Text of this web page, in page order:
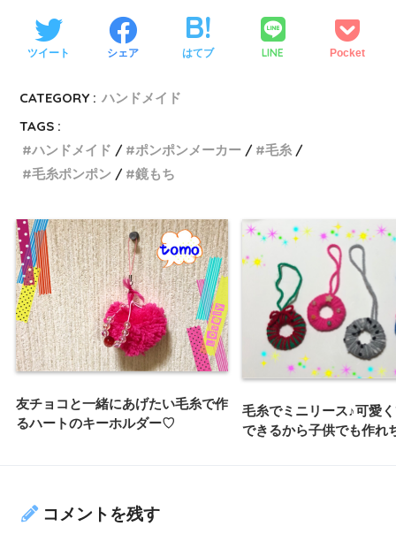
ツイート シェア はてブ LINE Pocket
CATEGORY : ハンドメイド
TAGS :
ハンドメイド
ポンポンメーカー
毛糸
毛糸ポンポン
鏡もち
友チョコと一緒にあげたい毛糸で作
るハートのキーホルダー♡
毛糸でミニリース♪可愛
できるから子供でも作れ
コメントを残す